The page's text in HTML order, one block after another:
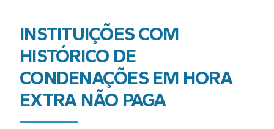
INSTITUIÇÕES COM
HISTÓRICO DE
CONDENAÇÕES EM HORA
EXTRA NÃO PAGA